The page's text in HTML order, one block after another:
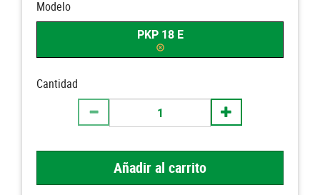
Modelo
PKP 18 E
Cantidad
Añadir al carrito